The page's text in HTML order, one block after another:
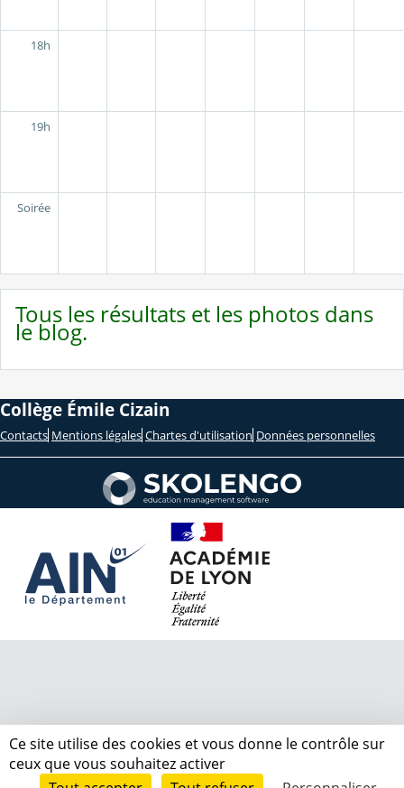
18h
19h
Soirée
Tous les résultats et les photos dans
le blog.
Collège Émile Cizain
Contacts Mentions légales Chartes d'utilisation Données personnelles
Ce site utilise des cookies et vous donne le contrôle sur
ceux que vous souhaitez activer